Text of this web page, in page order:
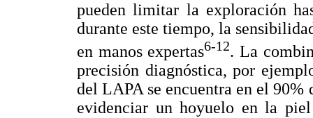
pueden limitar la exploración
durante este tiempo, la
en manos expertas6-12. La
precisión diagnóstica, por
del LAPA se encuentra en el 90%
evidenciar un hoyuelo en la